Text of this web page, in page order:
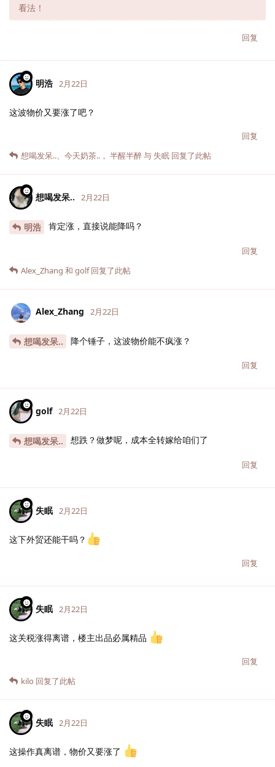
看法！
回复
明浩 2月22日
这波物价又要涨了吧？
回复
想喝发呆..、 今天奶茶.. ， 半醒半醉与 失眠 回复了此帖
想喝发呆.. 2月22日
明浩 肯定涨，直接说能降吗？
回复
Alex_Zhang 和 golf回复了此帖
Alex_Zhang 2月22日
想喝发呆.. 降个锤子，这波物价能不疯涨？
回复
golf 2月22日
想喝发呆.. 想跌？做梦呢，成本全转嫁给咱们了
回复
失眠 2月22日
这下外贸还能干吗？
回复
失眠 2月22日
这关税涨得离谱，楼主出品必属精品
回复
kilo 回复了此帖
失眠 2月22日
这操作真离谱，物价又要涨了